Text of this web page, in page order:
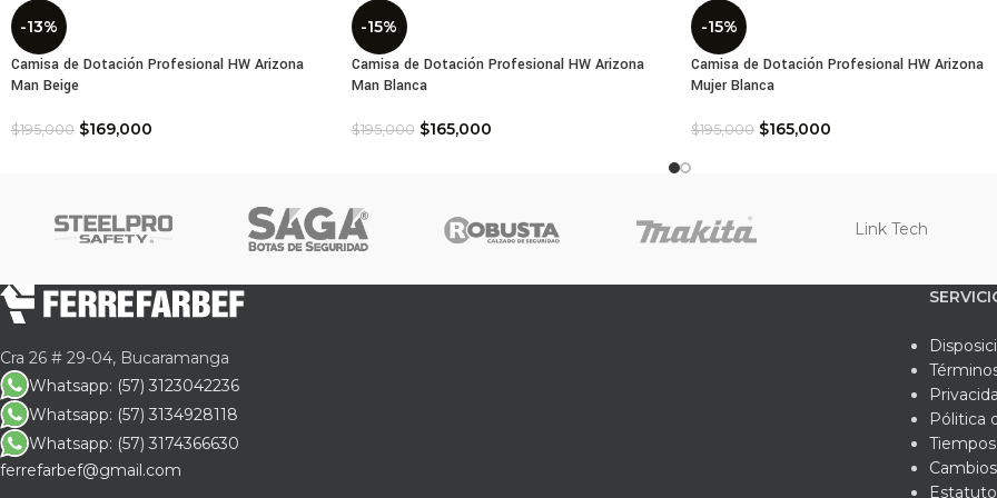
-13%
Camisa de Dotación Profesional HW Arizona
Man Beige
$195,000 $169,000
-15%
Camisa de Dotación Profesional HW Arizona
Man Blanca
$195,000 $165,000
-15%
Camisa de Dotación Profesional HW Arizona
Mujer Blanca
$195,000 $165,000
Link Tech
Cra 26 # 29-04, Bucaramanga
Whatsapp: (57) 3123042236
Whatsapp: (57) 3134928118
Whatsapp: (57) 3174366630
ferrefarbef@gmail.com
Pólitica